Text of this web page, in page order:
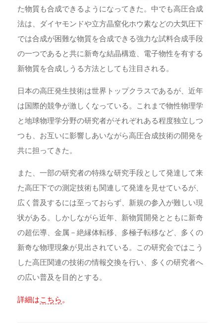
た物質も合成できるようになってきた。中でも高圧合成
法は、ダイヤモンドや立方晶窒化ホウ素などの大気圧下
では合成が困難な物質を合成できる強力な試料合成手段
の一つであると共に新奇な結晶構造、電子物性を有する
新物質を合成しうる方法としても注目される。
日本の高圧発生技術は世界トップクラスであるが、近年
は国際的競争が激しくなっている。これまで物性物理学
と地球物理学分野の研究者がそれぞれある程度独立しつ
つも、お互いに影響しあいながら高圧合成技術の開発を
共に担ってきた。
また、一部の研究者の特殊な研究手段として発達して来
た高圧下での測定技術も関連して発達を見せているが、
広く普及するには至っておらず、新規の参入が難しい現
状がある。しかしながら近年、新物質開発とともに新奇
の超伝導、金属－絶縁体転移、多極子転移など、多くの
新奇な物理現象が見出されている。この研究会ではこう
した高圧関連の技術の情報交換を行い、多くの研究者へ
の広い普及を目的とする。
詳細はこちら 。